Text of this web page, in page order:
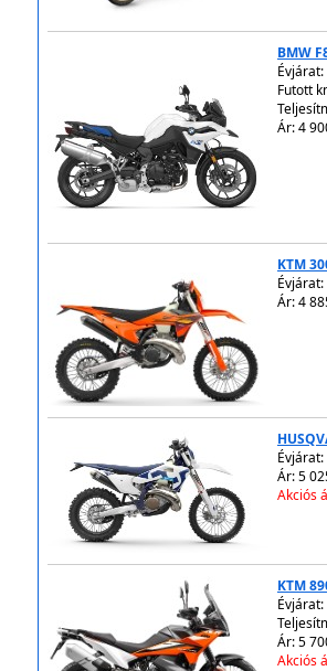
BMW
Évjárat:
Futott
Ár: 4
KTM
Évjárat:
Ár: 4
Évjárat:
Ár: 5
Akciós
KTM
Évjárat:
Ár: 5
Akciós